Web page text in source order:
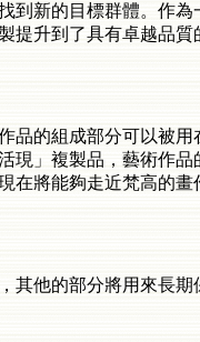
新的目標群體。作為
提升到了具有卓越品
的組成部分可以被
」複製品，藝術作
將能夠走近梵高的
他的部分將用來長期